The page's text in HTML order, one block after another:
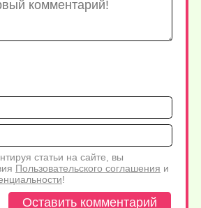
Имя*
статьи на сайте, вы
Пользовательского соглашения и
!